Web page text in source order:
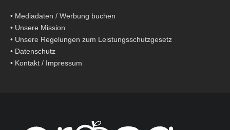
• Mediadaten / Werbung buchen
• Unsere Mission
• Unsere Regelungen zum Leistungsschutzgesetz
• Datenschutz
• Kontakt / Impressum